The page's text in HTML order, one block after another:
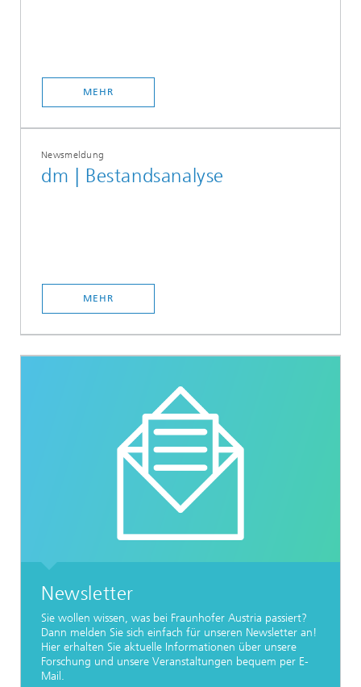
MEHR
Newsmeldung
dm | Bestandsanalyse
MEHR
Newsletter
Sie wollen wissen, was bei Fraunhofer Austria passiert?
Dann melden Sie sich einfach für unseren Newsletter an!
Hier erhalten Sie aktuelle Informationen über unsere
Forschung und unsere Veranstaltungen bequem per E-
Mail.